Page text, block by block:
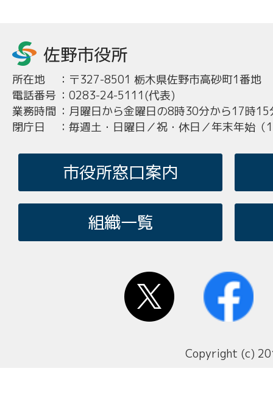
所在地 ： 〒327-8501 栃木県佐野市高砂町1番地
電話番号 ： 0283-24-5111(代表)
業務時間 ： 月曜日から金曜日の8時30分から17時15
閉庁日
： 毎週土・日曜日／祝・休日／年末年始
市役所窓口案内
組織一覧
Copyright (c)